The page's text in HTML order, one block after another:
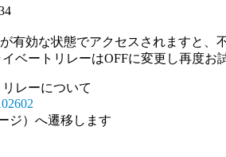
有効な状態でアクセスされますと、
ベートリレーはOFFに変更し再度お
リレーについて
ジ）へ遷移します